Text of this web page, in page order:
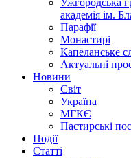
академія ім.
Парафії
Монастирі
Капеланське
Актуальні
Новини
Світ
Україна
МГКЄ
Пастирські
Події
Статті